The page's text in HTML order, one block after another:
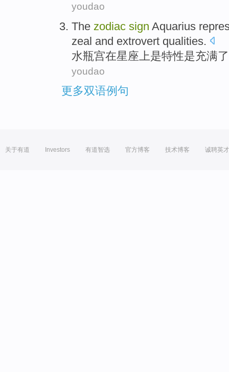
youdao
The zodiac sign Aquarius
zeal and extrovert qualities.
水瓶宫在星座 上是特性是充满了
youdao
更多双语例句
关于有道 Investors 有道智选 官方博客 技术博客 诚聘英才